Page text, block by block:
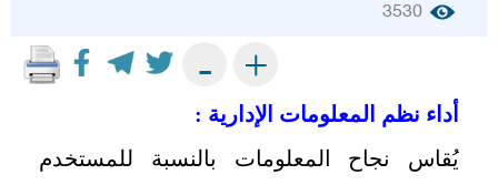
3530
+
-
أداء نظم المعلومات الإدارية :
يُقاس نجاح المعلومات بالنسبة للمستخدم